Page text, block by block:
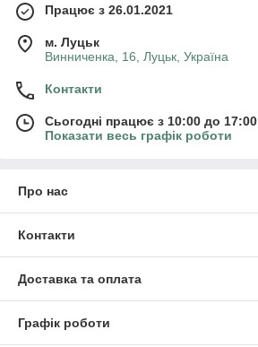
Працює з 26.01.2021
м. Луцьк
Винниченка, 16, Луцьк, Україна
Контакти
Сьогодні працює з 10:00 до 17:00
Показати весь графік роботи
Про нас
Контакти
Доставка та оплата
Графік роботи